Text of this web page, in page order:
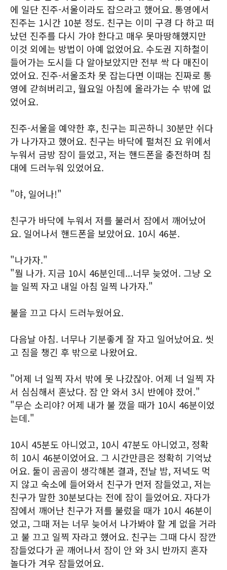
에 일단 진주-서울이라도 잡으라고 했어요. 통영에서
진주는 1시간 10분 정도. 친구는 이미 구경 다 하고 떠
났던 진주를 다시 가야 한다고 매우 못마땅해했지만
이것 외에는 방법이 아예 없었어요. 수도권 지하철이
들어가는 도시들 다 알아보았지만 전부 싹 다 매진이
었어요. 진주-서울조차 못 잡는다면 이때는 진짜로 통
영에 갇혀버리고, 월요일 아침에 올라가는 수 밖에 없
었어요.
진주-서울을 예약한 후, 친구는 피곤하니 30분만 쉬다
가 나가자고 했어요. 친구는 바닥에 펼쳐진 요 위에서
누워서 금방 잠이 들었고, 저는 핸드폰을 충전하며 침
대에 드러누워 있었어요.
"야, 일어나!"
친구가 바닥에 누워서 저를 불러서 잠에서 깨어났어
요. 일어나서 핸드폰을 보았어요. 10시 46분.
"나가자."
"뭘 나가. 지금 10시 46분인데...너무 늦었어. 그냥 오
늘 일찍 자고 내일 아침 일찍 나가자."
불을 끄고 다시 드러누웠어요.
다음날 아침. 너무나 기분좋게 잘 자고 일어났어요. 씻
고 짐을 챙긴 후 밖으로 나왔어요.
"어제 너 일찍 자서 밖에 못 나갔잖아. 어제 너 일찍 자
서 심심해서 혼났다. 잠 안 와서 3시 반에야 잤어."
"무슨 소리야? 어제 내가 불 껐을 때가 10시 46분이었
는데."
10시 45분도 아니었고, 10시 47분도 아니었고, 정확
히 10시 46분이었어요. 그 시간만큼은 정확히 기억났
어요. 둘이 곰곰이 생각해본 결과, 전날 밤, 저녁도 먹
지 않고 숙소에 들어와서 친구가 먼저 잠들었고, 저는
친구가 말한 30분보다는 전에 잠이 들었어요. 자다가
잠에서 깨어난 친구가 저를 불렀을 때가 10시 46분이
었고, 그때 저는 너무 늦어서 나가봐야 할 게 없을 거라
고 불 끄고 일찍 자라고 했어요. 친구는 그때 다시 잠깐
잠들었다가 곧 깨어나서 잠이 안 와 3시 반까지 혼자
놀다가 겨우 잠들었어요.